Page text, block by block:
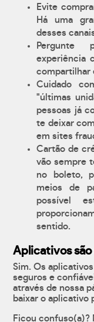
Evite
Há uma
desses
Pergunte
experiência
compartilhar
Cuidado
"últimas
pessoas já
te deixar
em sites
Cartão de
vão sempre
no boleto,
meios de
possível
sentido.
Aplicativos
Sim. Os
seguros e
através de nossa
baixar o aplicativo
Ficou confuso(a)?